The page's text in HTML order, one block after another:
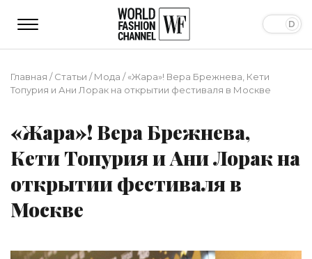
Главная /Статьи /Мода /«Жара»! Вера Брежнева, Кети
Топурия и Ани Лорак на открытии фестиваля в Москве
«Жара»! Вера Брежнева,
Кети Топурия и Ани Лорак на
открытии фестиваля в
Москве